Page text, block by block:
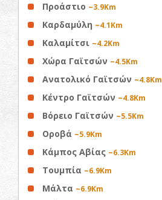
Προάστιο ~3.9Km
Καρδαμύλη ~4.1Km
Καλαμίτσι ~4.2Km
Χώρα Γαϊτσών ~4.5Km
Ανατολικό Γαϊτσών ~4.8Km
Κέντρο Γαϊτσών ~4.8Km
Βόρειο Γαϊτσών ~5.5Km
Οροβά ~5.9Km
Κάμπος Αβίας ~6.3Km
Τουμπία ~6.9Km
Μάλτα ~6.9Km